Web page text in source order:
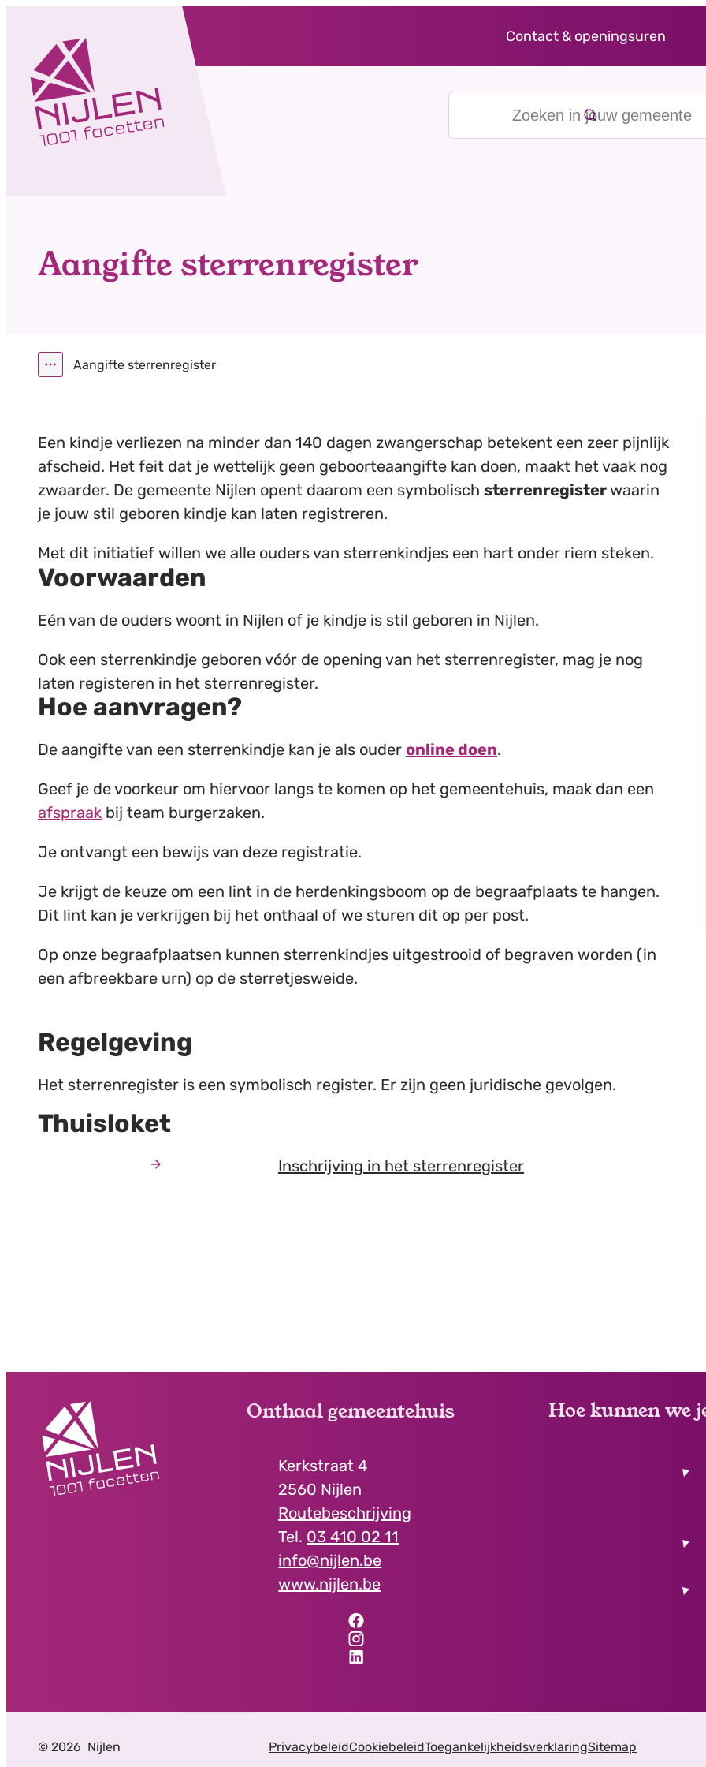
Contact & openingsuren
Nijlen
Aangifte sterrenregister
Toon alle broodkruimel items
Aangifte sterrenregister
Een kindje verliezen na minder dan 140 dagen zwangerschap betekent een zeer pijnlijk
afscheid. Het feit dat je wettelijk geen geboorteaangifte kan doen, maakt het vaak nog
zwaarder. De gemeente Nijlen opent daarom een symbolisch sterrenregisterwaarin
je jouw stil geboren kindje kan laten registreren.
Met dit initiatief willen we alle ouders van sterrenkindjes een hart onder riem steken.
Voorwaarden
Eén van de ouders woont in Nijlen of je kindje is stil geboren in Nijlen.
Ook een sterrenkindje geboren vóór de opening van het sterrenregister, mag je nog
laten registeren in het sterrenregister.
Hoe aanvragen?
De aangifte van een sterrenkindje kan je als ouder online doen.
Geef je de voorkeur om hiervoor langs te komen op het gemeentehuis, maak dan een
afspraak bij team burgerzaken.
Je ontvangt een bewijs van deze registratie.
Je krijgt de keuze om een lint in de herdenkingsboom op de begraafplaats te hangen.
Dit lint kan je verkrijgen bij het onthaal of we sturen dit op per post.
Op onze begraafplaatsen kunnen sterrenkindjes uitgestrooid of begraven worden (in
een afbreekbare urn) op de sterretjesweide.
Regelgeving
Het sterrenregister is een symbolisch register. Er zijn geen juridische gevolgen.
Thuisloket
Inschrijving in het sterrenregister
Contact & openingsuren
Onthaal gemeentehuis
AdresKerkstraat 4
,2560 Nijlen
Routebeschrijving
03 410 02 11
E-mail
info@nijlen.be
Website
www.nijlen.be
Onthaal gemeentehuis
Onthaal gemeentehuis
Onthaal gemeentehuis
Hoe kunnen we
© 2026 Nijlen PrivacybeleidCookiebeleidToegankelijkheidsverklaringSitemap